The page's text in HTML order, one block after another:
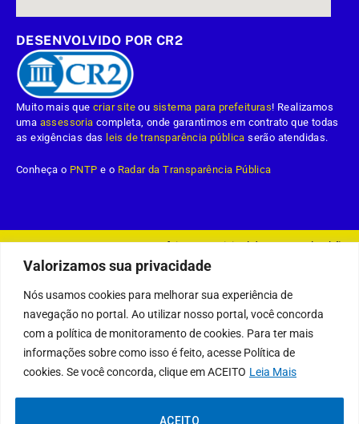
Valorizamos sua privacidade
Nós usamos cookies para melhorar sua experiência de
navegação no portal. Ao utilizar nosso portal, você concorda
com a política de monitoramento de cookies. Para ter mais
informações sobre como isso é feito, acesse Política de
cookies. Se você concorda, clique em ACEITO Leia Mais
ACEITO
DESENVOLVIDO POR CR2
Muito mais quecriar site ou sistema para prefeituras! Realizamos
uma assessoria completa, onde garantimos em contrato que todas
as exigências das leis de transparência pública serão atendidas.
Conheça o PNTP e o Radar da Transparência Pública
Prefeitura Municipal da Demerval Lobão.
Mapa do Site Acessar Área Administrativa